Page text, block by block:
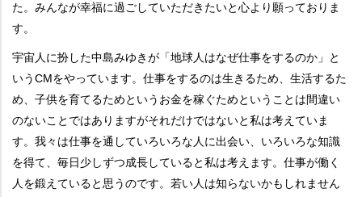
た。みんなが幸福に過ごしていただきたいと心より願っておりま
す。
宇宙人に扮した中島みゆきが「地球人はなぜ仕事をするのか」と
いうCMをやっています。仕事をするのは生きるため、生活するた
め、子供を育てるためというお金を稼ぐためということは間違い
のないことではありますがそれだけではないと私は考えていま
す。我々は仕事を通していろいろな人に出会い、いろいろな知識
を得て、毎日少しずつ成長していると私は考えます。仕事が働く
人を鍛えていると思うのです。若い人は知らないかもしれません